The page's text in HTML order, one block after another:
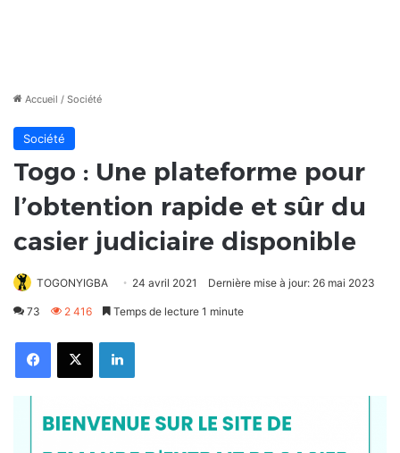
Accueil / Société
Société
Togo : Une plateforme pour
l’obtention rapide et sûr du
casier judiciaire disponible
TOGONYIGBA 24 avril 2021 Dernière mise à jour: 26 mai 2023
73 2 416 Temps de lecture 1 minute
FacebookX Linkedin